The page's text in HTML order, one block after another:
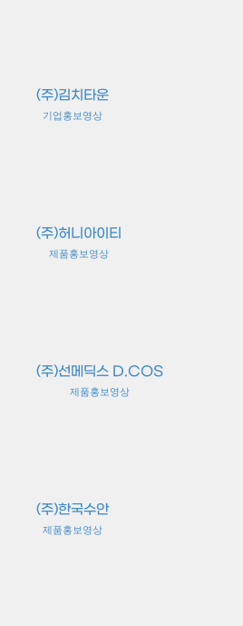
(주)김치타운
기업홍보영상
(주)허니아이티
제품홍보영상
(주)선메딕스 D.COS
제품홍보영상
(주)한국수안
제품홍보영상